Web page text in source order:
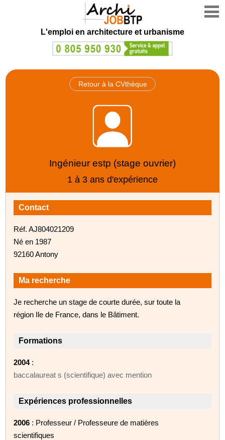
L'emploi en architecture et urbanisme
Retour à la CVthèque
Ingénieur estp (stage ouvrier)
1 à 3 ans d'expérience
Contact
Réf. AJ804021209
Né en 1987
92160 Antony
Ma recherche
Je recherche un stage de courte durée, sur toute la
région Ile de France, dans le Bâtiment.
Formations
2004:
baccalaureat s (scientifique) avec mention
Expériences professionnelles
2006 : Professeur / Professeure de matières
scientifiques